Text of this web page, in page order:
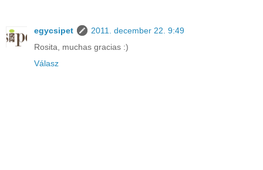
egycsipet
2011. december 22. 9:49
Rosita, muchas gracias :)
Válasz